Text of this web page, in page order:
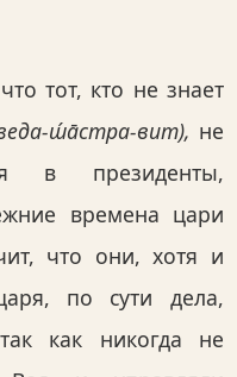
тот, кто не знает
ш́а̄стра-вит), не
в президенты,
времена цари
что они, хотя и
по сути дела,
как никогда не